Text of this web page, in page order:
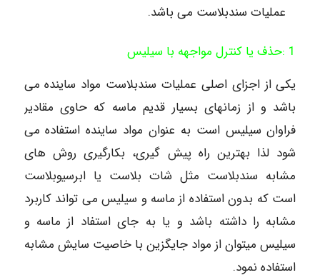
عملیات سندبلاست می باشد.
1 :حذف یا کنترل مواجهه با سیلیس
یکی از اجزای اصلی عملیات سندبلاست مواد ساینده می
باشد و از زمانهای بسیار قدیم ماسه که حاوی مقادیر
فراوان سیلیس است به عنوان مواد ساینده استفاده می
شود لذا بهترین راه پیش گیری، بکارگیری روش های
مشابه سندبلاست مثل شات بلاست یا ابرسیوبلاست
است که بدون استفاده از ماسه و سیلیس می تواند کاربرد
مشابه را داشته باشد و یا به جای استفاد از ماسه و
سیلیس میتوان از مواد جایگزین با خاصیت سایش مشابه
استفاده نمود.